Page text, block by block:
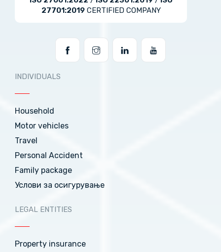
27701:2019CERTIFIED COMPANY
INDIVIDUALS
Household
Motor vehicles
Travel
Personal Accident
Family package
Услови за осигурување
LEGAL ENTITIES
Property insurance